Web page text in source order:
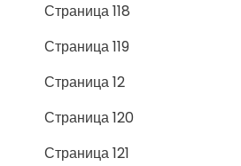
Страница 118
Страница 119
Страница 12
Страница 120
Страница 121